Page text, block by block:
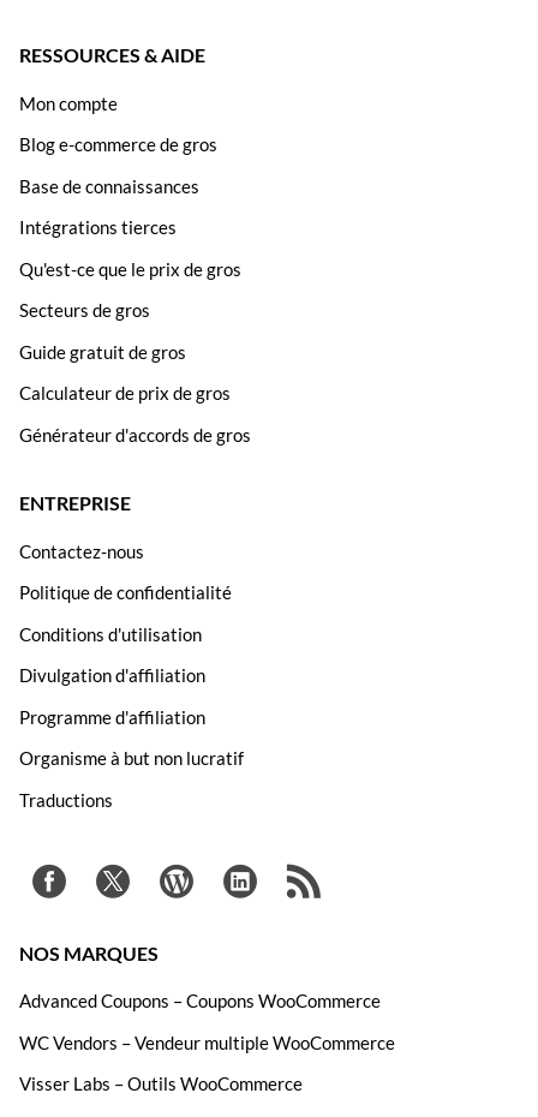
RESSOURCES & AIDE
Mon compte
Blog e-commerce de gros
Base de connaissances
Intégrations tierces
Qu'est-ce que le prix de gros
Secteurs de gros
Guide gratuit de gros
Calculateur de prix de gros
Générateur d'accords de gros
ENTREPRISE
Contactez-nous
Politique de confidentialité
Conditions d'utilisation
Divulgation d'affiliation
Programme d'affiliation
Organisme à but non lucratif
Traductions
NOS MARQUES
Advanced Coupons – Coupons WooCommerce
WC Vendors – Vendeur multiple WooCommerce
Visser Labs – Outils WooCommerce